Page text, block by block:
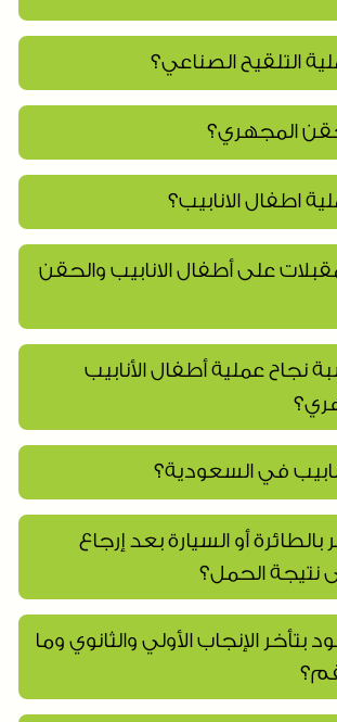
التلقيح الصناعي؟
المجهري؟
اطفال الانابيب؟
على أطفال الانابيب والحقن
نجاح عملية أطفال الأنابيب
في السعودية؟
أو السيارة بعد إرجاع
نتيجة الحمل؟
بتأخر الإنجاب الأولي والثانوي وما